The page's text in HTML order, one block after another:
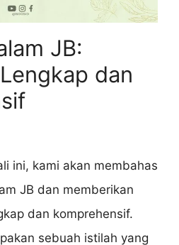
JB:
dan
ini, kami akan membahas
JB dan memberikan
dan komprehensif.
sebuah istilah yang